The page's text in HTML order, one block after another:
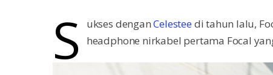
S ukses denganCelesteedi tahun lalu,
headphone nirkabel pertama Focal